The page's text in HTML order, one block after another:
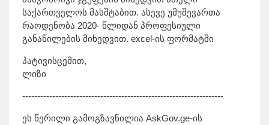
საქართველოს მასშტაბით. ასევე უმუშევართა
რაოდენობა 2020- წლიდან პროფესიული
განაწილების მიხედვით. excel-ის ფორმატში
პატივისცემით,
ლიზი
-------------------------------------------------------------------
ეს წერილი გამოგზავნილია AskGov.ge-ის